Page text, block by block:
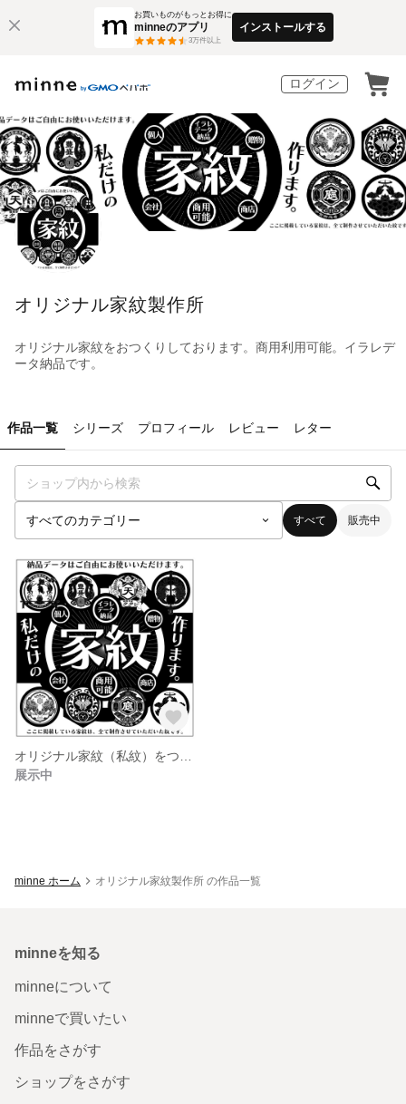
お買いものがもっとお得に
minneのアプリ
3万件以上
インストールする
ログイン
オリジナル家紋製作所
オリジナル家紋をおつくりしております。商用利用可能。イラレデ
ータ納品です。
作品一覧 シリーズ プロフィール レビュー レター
すべて 販売中
展示中
minne ホーム オリジナル家紋製作所 の作品一覧
minneを知る
minneについて
minneで買いたい
作品をさがす
ショップをさがす